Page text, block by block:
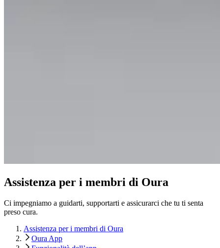
Assistenza per i membri di Oura
Ci impegniamo a guidarti, supportarti e assicurarci che tu ti senta
preso cura.
Assistenza per i membri di Oura
Oura App